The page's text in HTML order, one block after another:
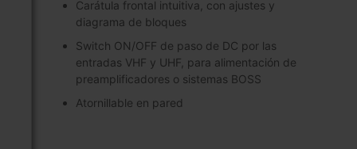
Carátula frontal intuitiva, con ajustes y
diagrama de bloques
Switch ON/OFF de paso de DC por las
entradas VHF y UHF, para alimentación de
preamplificadores o sistemas BOSS
Atornillable en pared